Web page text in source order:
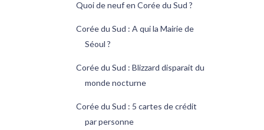
Quoi de neuf en Corée du Sud ?
Corée du Sud : A qui la Mairie de
Séoul ?
Corée du Sud : Blizzard disparait du
monde nocturne
Corée du Sud : 5 cartes de crédit
par personne